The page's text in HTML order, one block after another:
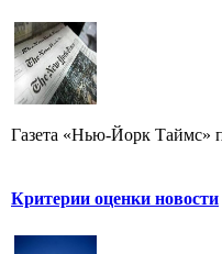
Газета «Нью-Йорк Таймс»
Критерии оценки новости